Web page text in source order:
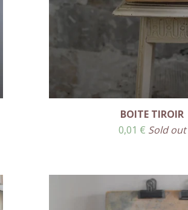
BOITE TIROIR
0,01 € Sold out